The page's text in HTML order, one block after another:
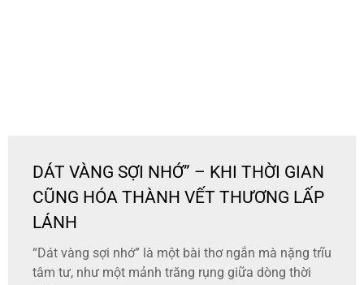
DÁT VÀNG SỢI NHỚ” – KHI THỜI GIAN
CŨNG HÓA THÀNH VẾT THƯƠNG LẤP
LÁNH
“Dát vàng sợi nhớ” là một bài thơ ngắn mà nặng trĩu
tâm tư, như một mảnh trăng rụng giữa dòng thời